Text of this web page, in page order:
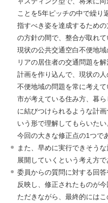
ことを5年ピッチの中で繰り
指すべき姿を達成するため
の方針の間で、整合が取れて
現状の公共交通空白不便地
リアの居住者の交通問題を
計画を作り込んで、現状の
不便地域の問題を常に考え
市が考えている住み方、暮
に結びつけられるような計
いう形で理解してもらいた
今回の大きな修正点の1つで
また、早めに実行できそう
展開していくという考え方で
委員からの質問に対する回
反映し、修正されたものが
ただきながら、最終的には